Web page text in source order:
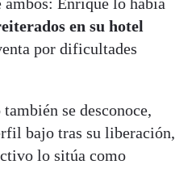
en su hotel
por dificultades
se desconoce,
bajo tras su liberación,
lo sitúa como